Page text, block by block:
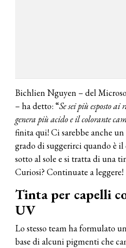
Bichlien Nguyen – del
– ha detto: “Se sei più esposto
genera più acido e il colorante
finita qui! Ci sarebbe anche
grado di suggerirci quando è il
sotto al sole e si tratta di una
Curiosi? Continuate a leggere!
Tinta per capelli
UV
Lo stesso team ha formulato
base di alcuni pigmenti che